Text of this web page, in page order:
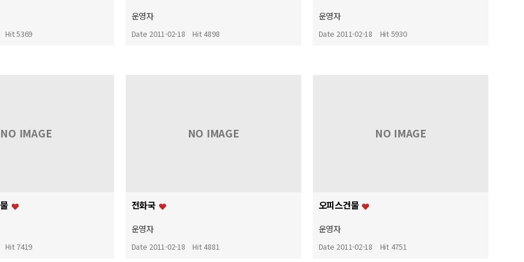
Hit 5369
운영자
Date 2011-02-18 Hit 4898
운영자
Date 2011-02-18 Hit 5930
NO IMAGE
Hit 7419
NO IMAGE
전화국
운영자
Date 2011-02-18 Hit 4881
NO IMAGE
오피스건물
운영자
Date 2011-02-18 Hit 4751